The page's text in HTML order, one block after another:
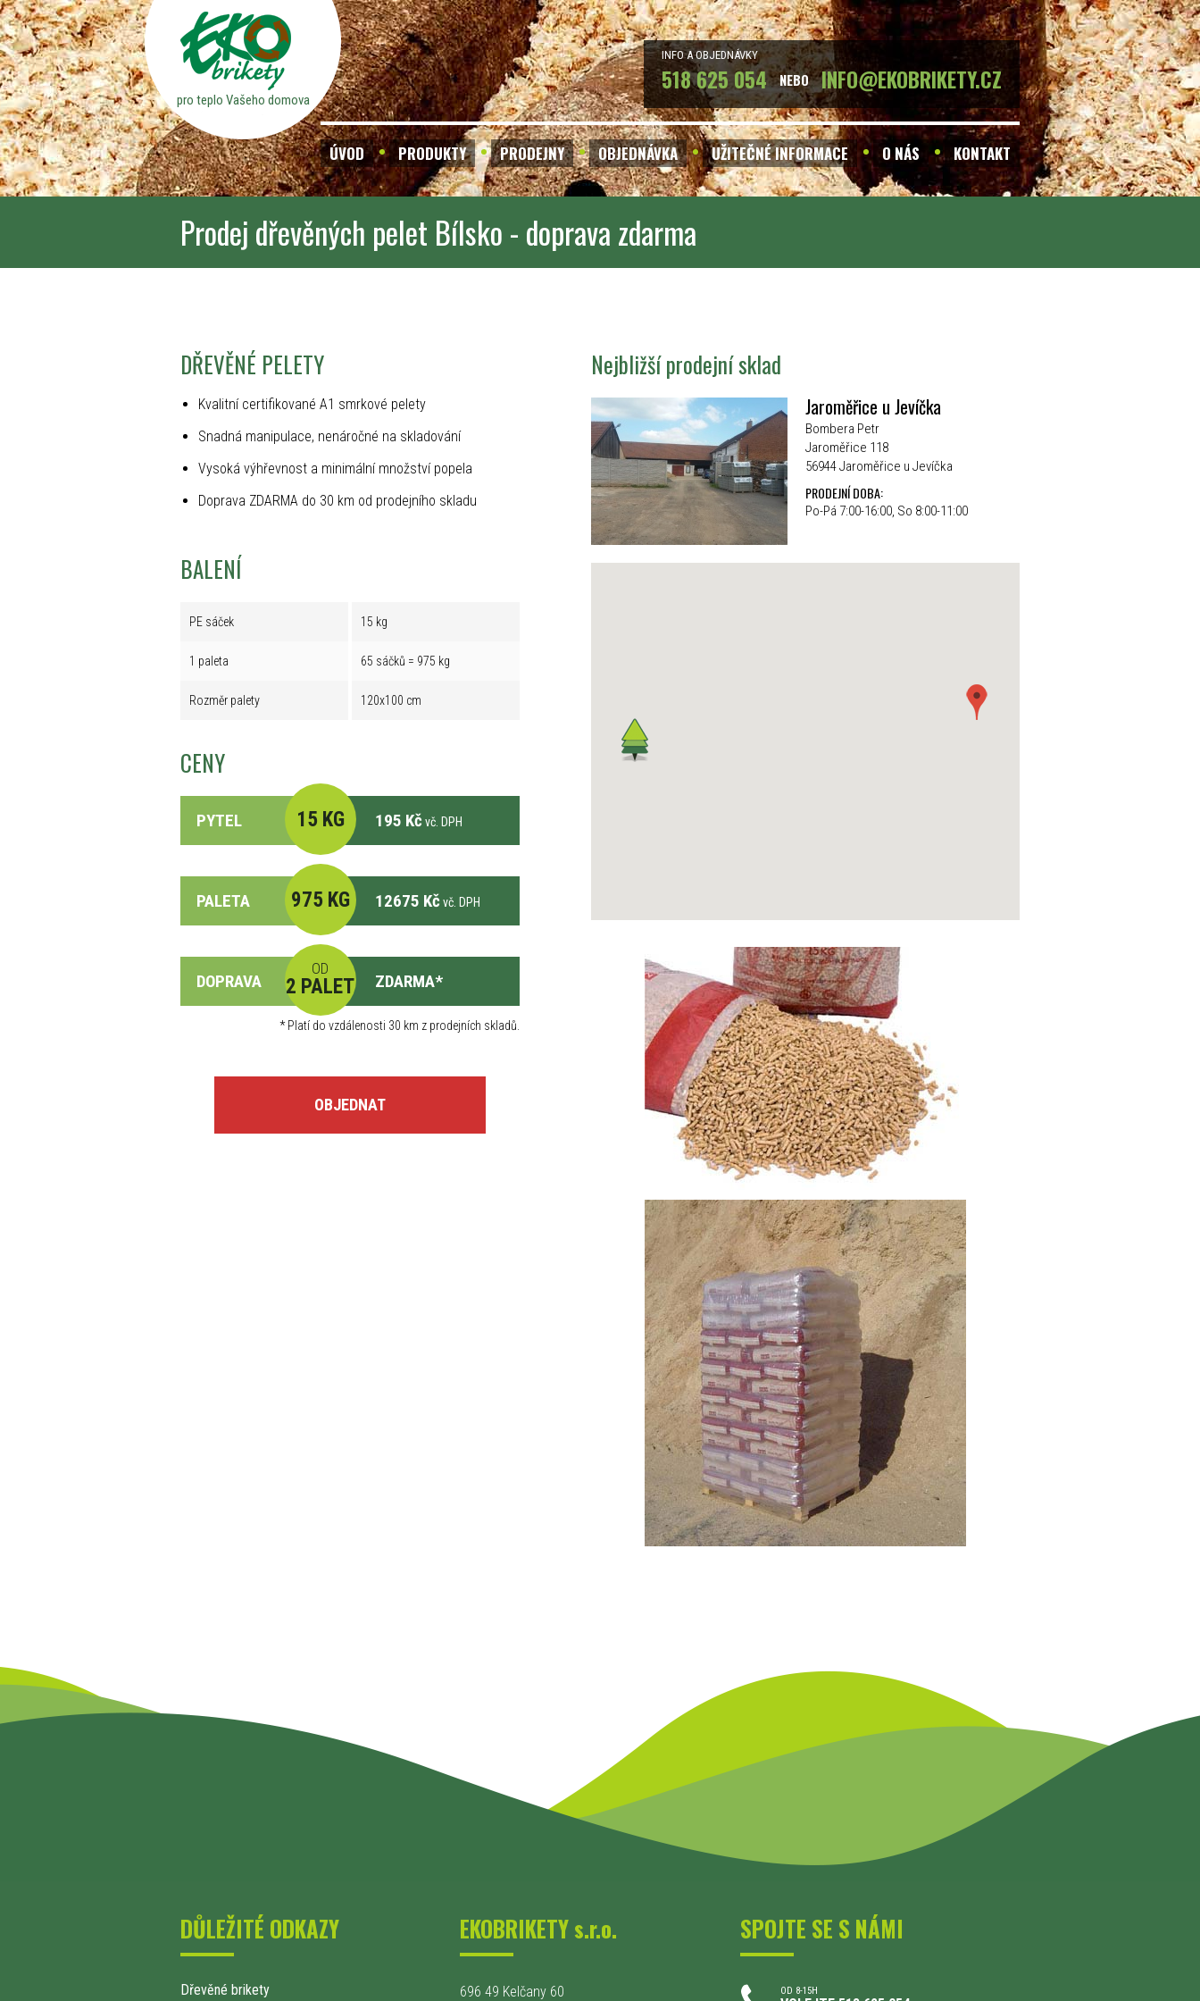
pro teplo Vašeho domova
INFO A OBJEDNÁVKY
518 625 054 NEBO INFO@EKOBRIKETY.CZ
ÚVOD PRODUKTY PRODEJNY OBJEDNÁVKA UŽITEČNÉ INFORMACE O NÁS KONTAKT
Prodej dřevěných pelet Bílsko - doprava zdarma
DŘEVĚNÉ PELETY
Kvalitní certifikované A1 smrkové pelety
Snadná manipulace, nenáročné na skladování
Vysoká výhřevnost a minimální množství popela
Doprava ZDARMA do 30 km od prodejního skladu
BALENÍ
PE sáček 15 kg
1 paleta 65 sáčků = 975 kg
Rozměr palety 120x100 cm
CENY
PYTEL 15 KG 195 Kč vč. DPH
PALETA 975 KG 12675 Kč vč. DPH
DOPRAVA
OD
2 PALET ZDARMA*
*Platí do vzdálenosti 30 km z prodejních skladů.
OBJEDNAT
Nejbližší prodejní sklad
Jaroměřice u Jevíčka
Bombera Petr
Jaroměřice 118
56944 Jaroměřice u Jevíčka
PRODEJNÍ DOBA:
Po-Pá 7:00-16:00, So 8:00-11:00
DŮLEŽITÉ ODKAZY
Dřevěné brikety
EKOBRIKETY s.r.o.
696 49 Kelčany 60
SPOJTE SE S NÁMI
OD 8-15H